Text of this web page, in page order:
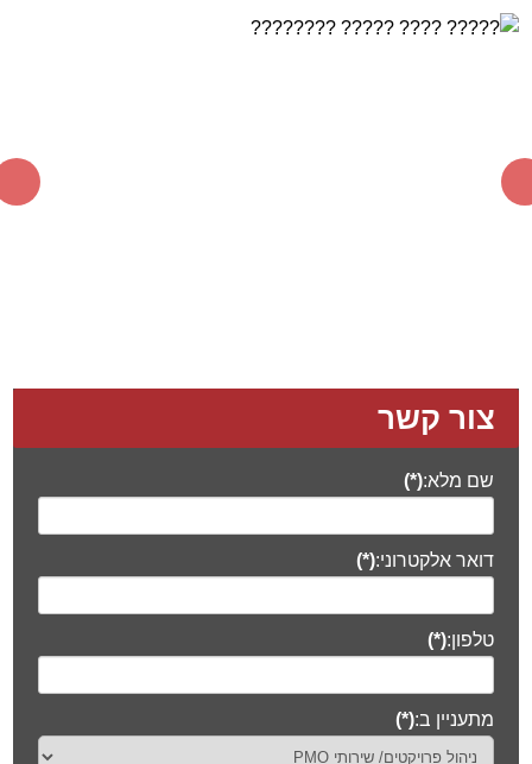
צור קשר
שם מלא:(*)
דואר אלקטרוני:(*)
טלפון:(*)
מתעניין ב:(*)